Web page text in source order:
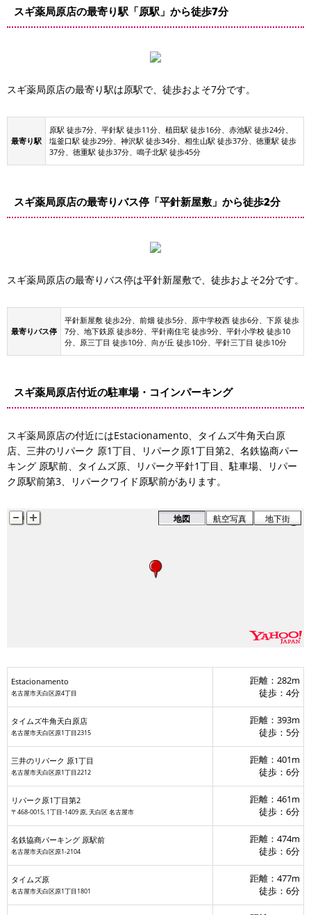
スギ薬局原店の最寄り駅「原駅」から徒歩7分
スギ薬局原店の最寄り駅は原駅で、徒歩およそ7分です。
最寄り駅
原駅 徒歩7分、平針駅 徒歩11分、植田駅 徒歩16分、赤池駅 徒歩24分、
塩釜口駅 徒歩29分、神沢駅 徒歩34分、相生山駅 徒歩37分、徳重駅 徒歩
37分、徳重駅 徒歩37分、鳴子北駅 徒歩45分
スギ薬局原店の最寄りバス停「平針新屋敷」から徒歩2分
スギ薬局原店の最寄りバス停は平針新屋敷で、徒歩およそ2分です。
最寄りバス停
平針新屋敷 徒歩2分、前畑 徒歩5分、原中学校西 徒歩6分、下原 徒歩
7分、地下鉄原 徒歩8分、平針南住宅 徒歩9分、平針小学校 徒歩10
分、原三丁目 徒歩10分、向が丘 徒歩10分、平針三丁目 徒歩10分
スギ薬局原店付近の駐車場・コインパーキング
スギ薬局原店の付近にはEstacionamento、タイムズ牛角天白原
店、三井のリパーク 原1丁目、リパーク原1丁目第2、名鉄協商パー
キング 原駅前、タイムズ原、リパーク平針1丁目、駐車場、リパー
ク原駅前第3、リパークワイド原駅前があります。
Estacionamento
タイムズ牛角天白原店
三井のリパーク 原1丁目
リパーク原1丁目第2
名鉄協商パーキング 原駅前
リパー
駐車場
リパーク原駅前第3
地図 航空写真 地下街
Estacionamento
名古屋市天白区原4丁目
距離：282m
徒歩：4分
タイムズ牛角天白原店
名古屋市天白区原1丁目2315
距離：393m
徒歩：5分
三井のリパーク 原1丁目
名古屋市天白区原1丁目2212
距離：401m
徒歩：6分
リパーク原1丁目第2
〒468-0015, 1丁目-1409 原, 天白区 名古屋市
距離：461m
徒歩：6分
名鉄協商パーキング 原駅前
名古屋市天白区原1-2104
距離：474m
徒歩：6分
タイムズ原
名古屋市天白区原1丁目1801
距離：477m
徒歩：6分